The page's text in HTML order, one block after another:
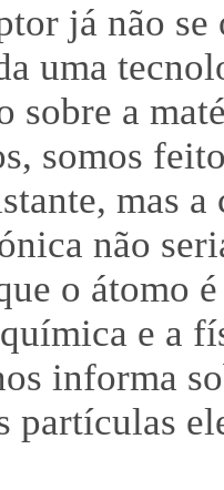
já não
uma
sobre a
somos
mas
não
o átomo
e a
informa
partículas